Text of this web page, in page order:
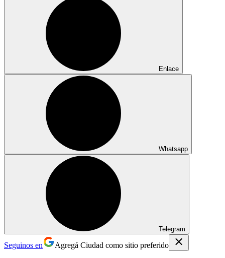
Enlace
Whatsapp
Telegram
Seguinos en Agregá Ciudad como sitio preferido